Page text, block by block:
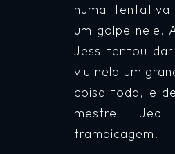
numa
um golpe nele.
Jess tentou
viu nela um
coisa toda, e
mestre
trambicagem.